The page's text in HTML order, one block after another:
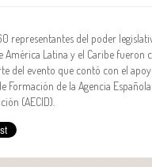
representantes del poder
América Latina y el Caribe fueron
del evento que contó con el
Formación de la Agencia
(AECID).